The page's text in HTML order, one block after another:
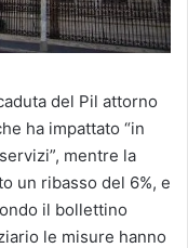
del Pil attorno
ha impattato “in
mentre la
un ribasso del 6%, e
il bollettino
le misure hanno